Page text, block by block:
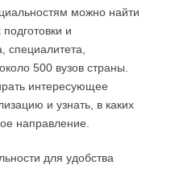
можно найти
и
специалитета,
500 вузов страны.
интересующее
и узнать, в каких
направление.
для удобства